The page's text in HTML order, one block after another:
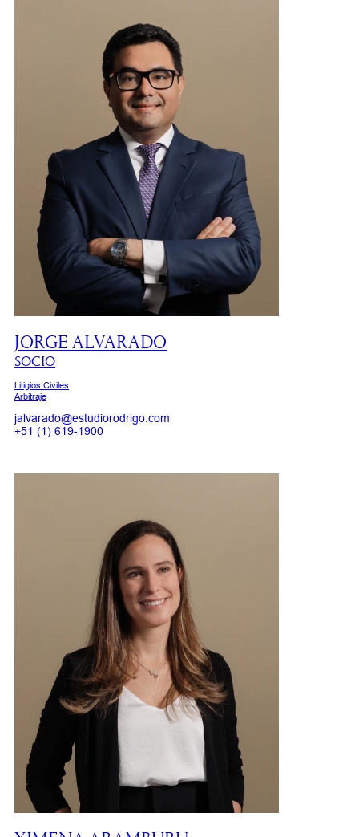
JORGE ALVARADO
SOCIO
Litigios Civiles
Arbitraje
jalvarado@estudiorodrigo.com
+51 (1) 619-1900